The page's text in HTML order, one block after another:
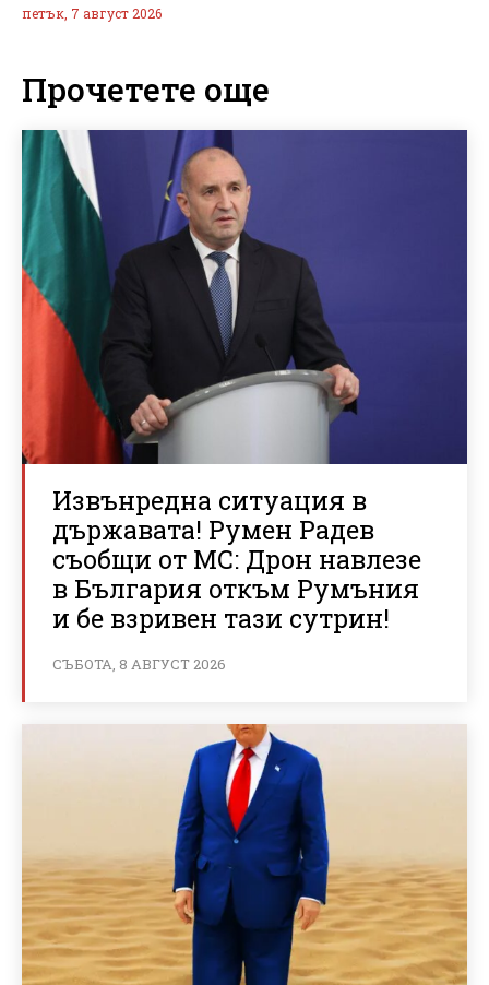
петък, 7 август 2026
Прочетете още
Извънредна ситуация в
държавата! Румен Радев
съобщи от МС: Дрон навлезе
в България откъм Румъния
и бе взривен тази сутрин!
СЪБОТА, 8 АВГУСТ 2026